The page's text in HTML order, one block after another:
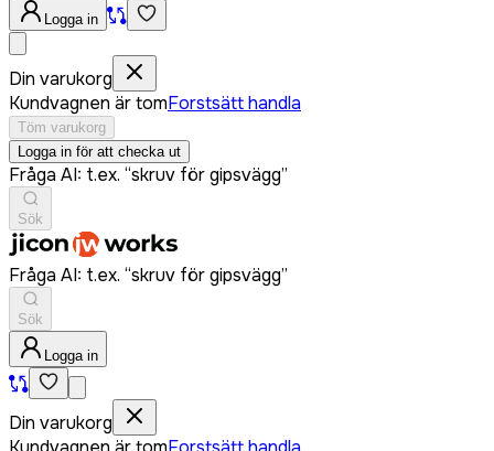
Logga in
Din varukorg
Kundvagnen är tomForstsätt handla
Töm varukorg
Logga in för att checka ut
Fråga AI: t.ex. “skruv för gipsvägg”
Sök
Fråga AI: t.ex. “skruv för gipsvägg”
Sök
Logga in
Din varukorg